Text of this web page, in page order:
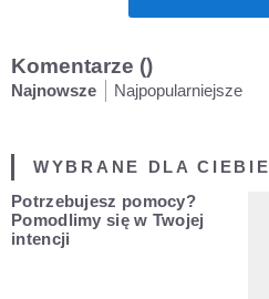
Komentarze ()
Najnowsze Najpopularniejsze
WYBRANE DLA CIEBIE
Potrzebujesz pomocy?
Pomodlimy się w Twojej
intencji